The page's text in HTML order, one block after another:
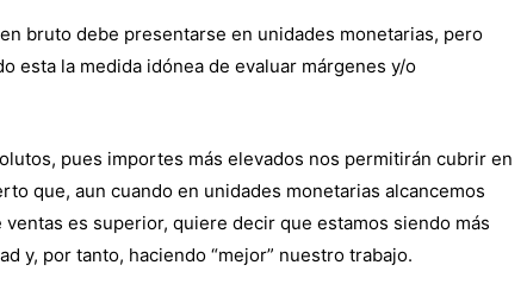
bruto debe presentarse en unidades monetarias, pero
esta la medida idónea de evaluar márgenes y/o
pues importes más elevados nos permitirán cubrir en
que, aun cuando en unidades monetarias alcancemos
es superior, quiere decir que estamos siendo más
y, por tanto, haciendo “mejor” nuestro trabajo.